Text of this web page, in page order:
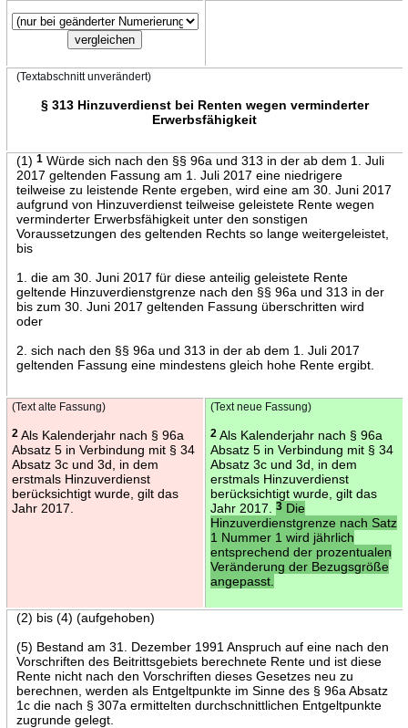
(Textabschnitt unverändert)
§ 313 Hinzuverdienst bei Renten wegen verminderter
Erwerbsfähigkeit
(1) 1Würde sich nach den §§ 96a und 313 in der ab dem 1. Juli
2017 geltenden Fassung am 1. Juli 2017 eine niedrigere
teilweise zu leistende Rente ergeben, wird eine am 30. Juni 2017
aufgrund von Hinzuverdienst teilweise geleistete Rente wegen
verminderter Erwerbsfähigkeit unter den sonstigen
Voraussetzungen des geltenden Rechts so lange weitergeleistet,
bis
1. die am 30. Juni 2017 für diese anteilig geleistete Rente
geltende Hinzuverdienstgrenze nach den §§ 96a und 313 in der
bis zum 30. Juni 2017 geltenden Fassung überschritten wird
oder
2. sich nach den §§ 96a und 313 in der ab dem 1. Juli 2017
geltenden Fassung eine mindestens gleich hohe Rente ergibt.
(Text alte Fassung)
2Als Kalenderjahr nach § 96a
Absatz 5 in Verbindung mit § 34
Absatz 3c und 3d, in dem
erstmals Hinzuverdienst
berücksichtigt wurde, gilt das
Jahr 2017.
(Text neue Fassung)
2Als Kalenderjahr nach § 96a
Absatz 5 in Verbindung mit § 34
Absatz 3c und 3d, in dem
erstmals Hinzuverdienst
berücksichtigt wurde, gilt das
Jahr 2017.
3Die
Hinzuverdienstgrenze nach Satz
1 Nummer 1 wird jährlich
entsprechend der prozentualen
Veränderung der Bezugsgröße
angepasst.
(2) bis (4) (aufgehoben)
(5) Bestand am 31. Dezember 1991 Anspruch auf eine nach den
Vorschriften des Beitrittsgebiets berechnete Rente und ist diese
Rente nicht nach den Vorschriften dieses Gesetzes neu zu
berechnen, werden als Entgeltpunkte im Sinne des § 96a Absatz
1c die nach § 307a ermittelten durchschnittlichen Entgeltpunkte
zugrunde gelegt.